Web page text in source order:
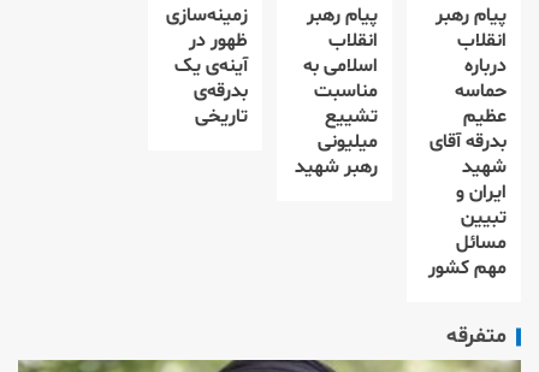
پیام رهبر
انقلاب
درباره
حماسه
عظیم
بدرقه آقای
شهید
ایران و
تبیین
مسائل
مهم کشور
پیام رهبر
انقلاب
اسلامی به
مناسبت
تشییع
میلیونی
رهبر شهید
زمینه‌سازی
ظهور در
آینه‌ی یک
بدرقه‌ی
تاریخی
متفرقه